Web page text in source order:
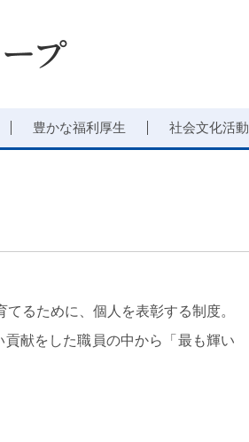
豊かな福利厚生 社会文化活動
るために、個人を表彰する制度。
献をした職員の中から「最も輝い